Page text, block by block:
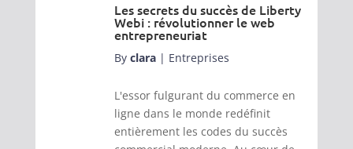
Les secrets du succès de Liberty
Webi : révolutionner le web
entrepreneuriat
By clara| Entreprises
L'essor fulgurant du commerce en
ligne dans le monde redéfinit
entièrement les codes du succès